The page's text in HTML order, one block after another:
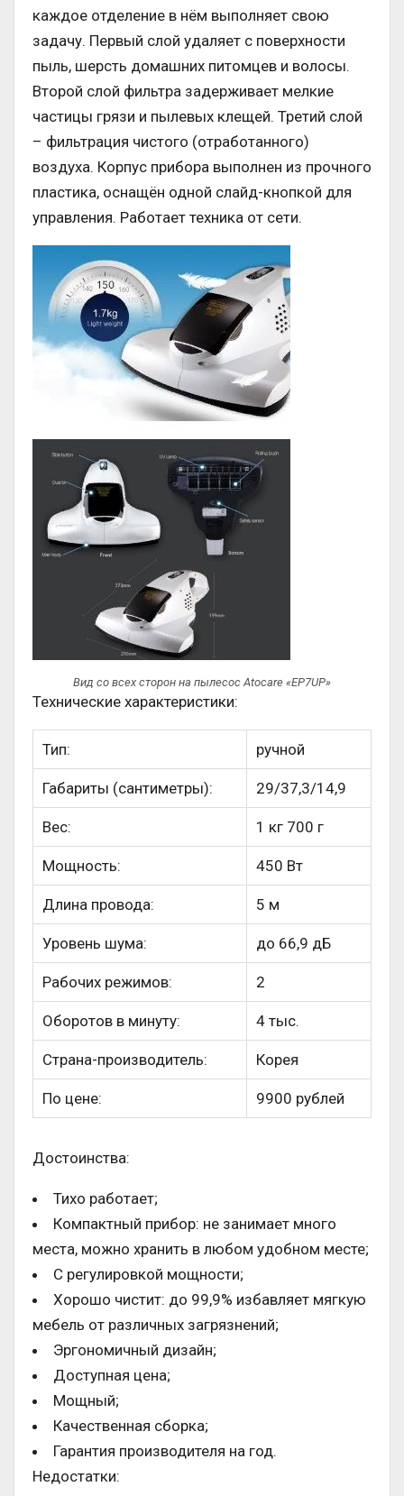
каждое отделение в нём выполняет свою
задачу. Первый слой удаляет с поверхности
пыль, шерсть домашних питомцев и волосы.
Второй слой фильтра задерживает мелкие
частицы грязи и пылевых клещей. Третий слой
– фильтрация чистого (отработанного)
воздуха. Корпус прибора выполнен из прочного
пластика, оснащён одной слайд-кнопкой для
управления. Работает техника от сети.
Вид со всех сторон на пылесос Atocare «EP7UP»
Технические характеристики:
Тип: ручной
Габариты (сантиметры): 29/37,3/14,9
Вес: 1 кг 700 г
Мощность: 450 Вт
Длина провода: 5 м
Уровень шума: до 66,9 дБ
Рабочих режимов: 2
Оборотов в минуту: 4 тыс.
Страна-производитель: Корея
По цене: 9900 рублей
Достоинства:
Тихо работает;
Компактный прибор: не занимает много
места, можно хранить в любом удобном месте;
С регулировкой мощности;
Хорошо чистит: до 99,9% избавляет мягкую
мебель от различных загрязнений;
Эргономичный дизайн;
Доступная цена;
Мощный;
Качественная сборка;
Гарантия производителя на год.
Недостатки: